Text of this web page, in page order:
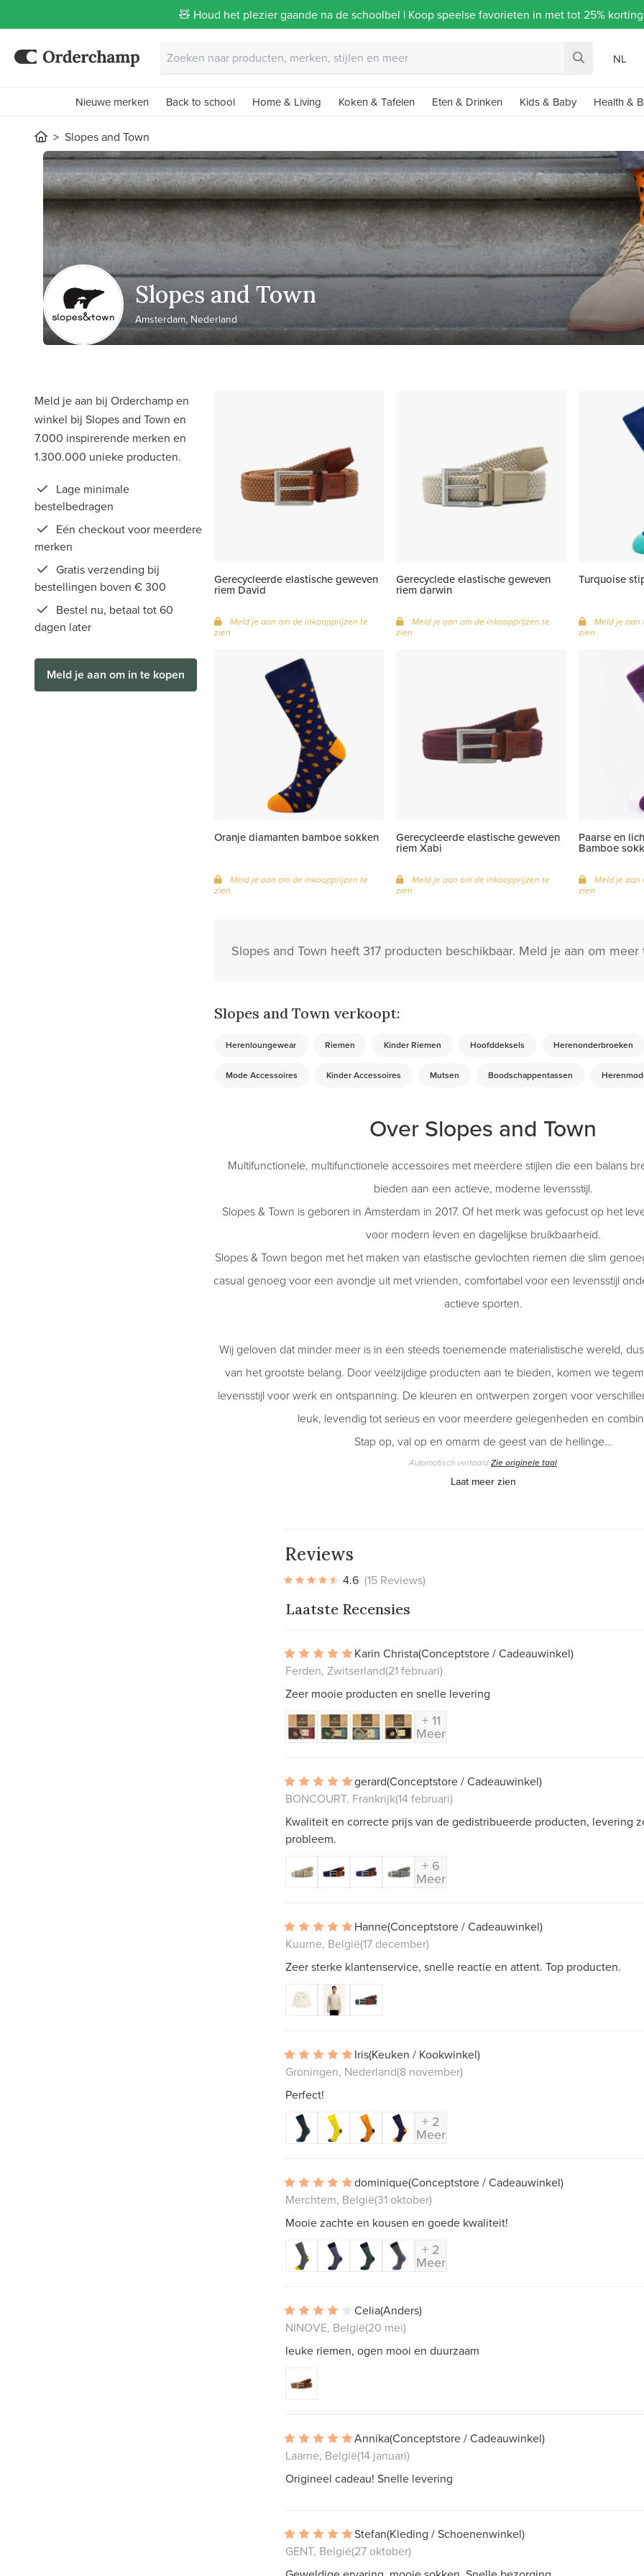
🧸 Houd het plezier gaande na de schoolbel | Koop speelse favorieten in met tot 25%
NL
Nieuwe merken Back to school Home & Living Koken & Tafelen Eten & Drinken Kids & Baby Health &
Slopes and Town
Slopes and Town
Amsterdam, Nederland
Meld je aan bij Orderchamp en
winkel bij Slopes and Town en
7.000 inspirerende merken en
1.300.000 unieke producten.
Lage minimale
bestelbedragen
Eén checkout voor meerdere
merken
Gratis verzending bij
bestellingen boven € 300
Bestel nu, betaal tot 60
dagen later
Meld je aan om in te kopen
Gerecycleerde elastische geweven
riem David
Meld je aan om de inkoopprijzen te
zien
Gerecyclede elastische geweven
riem darwin
Meld je aan om de inkoopprijzen te
zien
Turquoise
Meld je aan
zien
Oranje diamanten bamboe sokken
Meld je aan om de inkoopprijzen te
zien
Gerecycleerde elastische geweven
riem Xabi
Meld je aan om de inkoopprijzen te
zien
Paarse en
Bamboe
Meld je aan
zien
Slopes and Town heeft 317 producten beschikbaar. Meld je aan om meer
Slopes and Town verkoopt:
Herenloungewear Riemen Kinder Riemen Hoofddeksels Herenonderbroeken
Mode Accessoires Kinder Accessoires Mutsen Boodschappentassen
Over Slopes and Town
Multifunctionele, multifunctionele accessoires met meerdere stijlen die een balans
bieden aan een actieve, moderne levensstijl.
Slopes & Town is geboren in Amsterdam in 2017. Of het merk was gefocust op het
voor modern leven en dagelijkse bruikbaarheid.
Slopes & Town begon met het maken van elastische gevlochten riemen die slim
casual genoeg voor een avondje uit met vrienden, comfortabel voor een levensstijl
actieve sporten.
Wij geloven dat minder meer is in een steeds toenemende materialistische wereld,
van het grootste belang. Door veelzijdige producten aan te bieden, komen we
levensstijl voor werk en ontspanning. De kleuren en ontwerpen zorgen voor
leuk, levendig tot serieus en voor meerdere gelegenheden en
Stap op, val op en omarm de geest van de hellinge…
Automatisch vertaaldZie originele taal
Laat meer zien
Reviews
4.6 (15 Reviews)
Laatste Recensies
Karin Christa(Conceptstore / Cadeauwinkel)
Ferden, Zwitserland(21 februari)
Zeer mooie producten en snelle levering
+ 11
Meer
gerard(Conceptstore / Cadeauwinkel)
BONCOURT, Frankrijk(14 februari)
Kwaliteit en correcte prijs van de gedistribueerde producten, levering
probleem.
+ 6
Meer
Hanne(Conceptstore / Cadeauwinkel)
Kuurne, België(17 december)
Zeer sterke klantenservice, snelle reactie en attent. Top producten.
Iris(Keuken / Kookwinkel)
Groningen, Nederland(8 november)
Perfect!
+ 2
Meer
dominique(Conceptstore / Cadeauwinkel)
Merchtem, België(31 oktober)
Mooie zachte en kousen en goede kwaliteit!
+ 2
Meer
Celia(Anders)
NINOVE, België(20 mei)
leuke riemen, ogen mooi en duurzaam
Annika(Conceptstore / Cadeauwinkel)
Laarne, België(14 januari)
Origineel cadeau! Snelle levering
Stefan(Kleding / Schoenenwinkel)
GENT, België(27 oktober)